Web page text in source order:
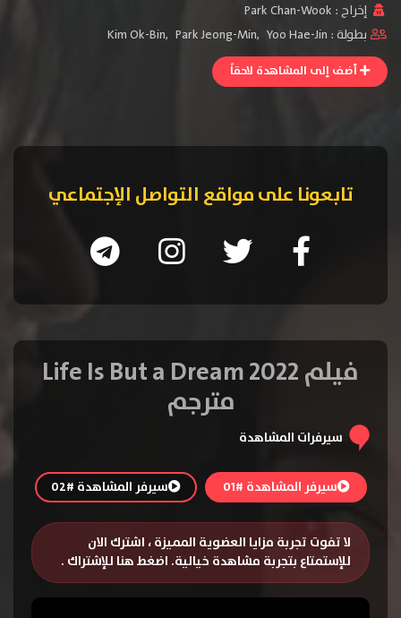
إخراج : Park Chan-Wook
بطولة :
Kim Ok-Bin, Park Jeong-Min, Yoo Hae-Jin
أضف إلى المشاهدة لاحقاً
تابعونا على مواقع التواصل الإجتماعي
فيلم Life Is But a Dream 2022
مترجم
سيرفرات المشاهدة
سيرفر المشاهدة #01 سيرفر المشاهدة #02
لا تفوت تجربة مزايا العضوية المميزة ، اشترك الان
للإستمتاع بتجربة مشاهدة خيالية. اضغط هنا للإشتراك .